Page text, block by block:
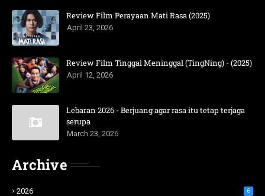
Review Film Perayaan Mati Rasa (2025)
April 23, 2026
Review Film Tinggal Meninggal (TingNing) - (2025)
April 12, 2026
Lebaran 2026 - Berjuang agar rasa itu tetap terjaga
serupa
March 23, 2026
Archive
2026 6